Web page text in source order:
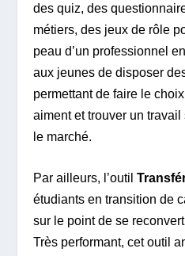
des quiz, des
métiers, des jeux de rôle
peau d’un professionnel
aux jeunes de disposer
permettant de faire le choix
aiment et trouver un
le marché.
Par ailleurs, l’outil
étudiants en transition de
sur le point de se
Très performant, cet outil